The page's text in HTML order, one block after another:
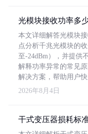
光模块接收功率多
本文详细解答光模块
点分析千兆光模块的
至-24dBm），并提供
解释功率异常的常见
解决方案，帮助用户
2026年8月4日
干式变压器损耗标